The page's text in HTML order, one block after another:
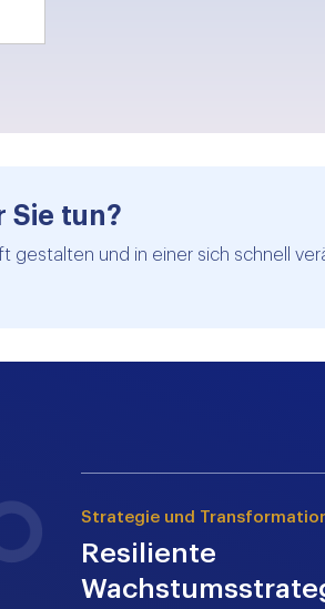
Sie tun?
gestalten und in einer sich schnell
Strategie und
Resiliente